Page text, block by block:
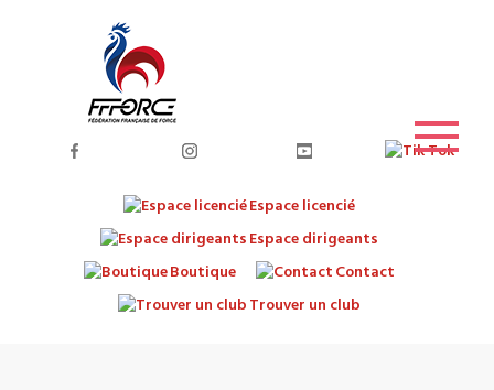
Espace licencié
Espace dirigeants
Boutique
Contact
Trouver un club